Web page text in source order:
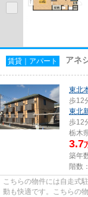
賃貸｜アパート アネ
東北
歩12
東北
歩12
栃木
3.7
築年
階数
こちらの物件には自走式
動も快適です。こちらの